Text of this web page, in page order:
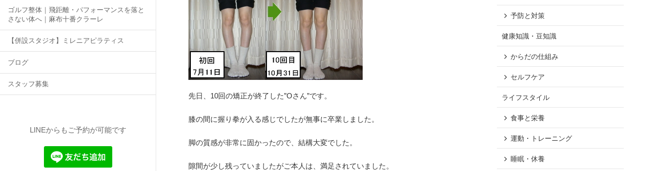
ゴルフ整体｜飛距離・パフォーマンスを落と
さない体へ｜麻布十番クラーレ
【併設スタジオ】ミレニアピラティス
ブログ
スタッフ募集
LINEからもご予約が可能です
先日、10回の矯正が終了した”Oさん”です。
膝の間に握り拳が入る感じでしたが無事に卒業しました。
脚の質感が非常に固かったので、結構大変でした。
隙間が少し残っていましたがご本人は、満足されていました。
予防と対策
健康知識・豆知識
からだの仕組み
セルフケア
ライフスタイル
食事と栄養
運動・トレーニング
睡眠・休養